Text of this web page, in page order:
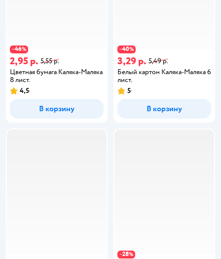
−46%
2,95 р. 5,55 р.
Цветная бумага Каляка-Маляка
8 лист.
4,5
В корзину
−40%
3,29 р. 5,49 р.
Белый картон Каляка-Маляка 6
лист.
5
В корзину
−28%